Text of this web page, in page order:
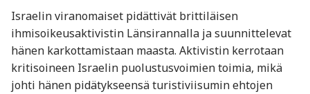
Israelin viranomaiset pidättivät brittiläisen
ihmisoikeusaktivistin Länsirannalla ja suunnittelevat
hänen karkottamistaan maasta. Aktivistin kerrotaan
kritisoineen Israelin puolustusvoimien toimia, mikä
johti hänen pidätykseensä turistiviisumin ehtojen